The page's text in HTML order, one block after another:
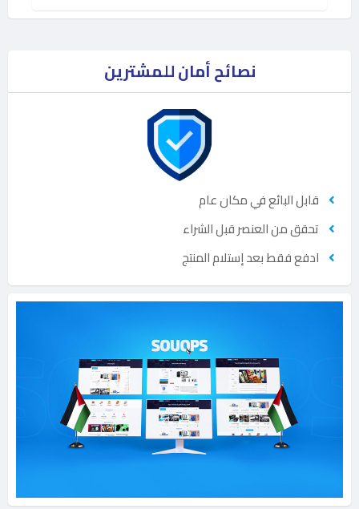
نصائح أمان للمشترين
قابل البائع في مكان عام
تحقق من العنصر قبل الشراء
ادفع فقط بعد إستلام المنتج